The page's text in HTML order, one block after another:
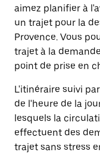
aimez planifier à
un trajet pour la
Provence. Vous
trajet à la
point de prise en
L'itinéraire suivi
de l'heure de la
lesquels la
effectuent des
trajet sans stress